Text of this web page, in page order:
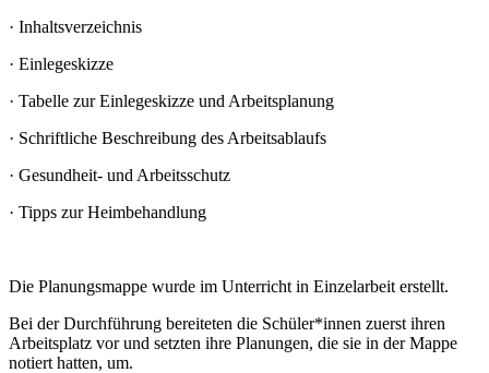
· Inhaltsverzeichnis
· Einlegeskizze
· Tabelle zur Einlegeskizze und Arbeitsplanung
· Schriftliche Beschreibung des Arbeitsablaufs
· Gesundheit- und Arbeitsschutz
· Tipps zur Heimbehandlung
Die Planungsmappe wurde im Unterricht in Einzelarbeit erstellt.
Bei der Durchführung bereiteten die Schüler*innen zuerst ihren
Arbeitsplatz vor und setzten ihre Planungen, die sie in der Mappe
notiert hatten, um.